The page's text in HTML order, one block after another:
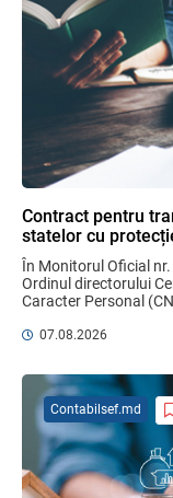
на
în
Contract pentru
statelor cu
În Monitorul Oficial
Ordinul directorului
Caracter Personal
07.08.2026
Contabilsef.md